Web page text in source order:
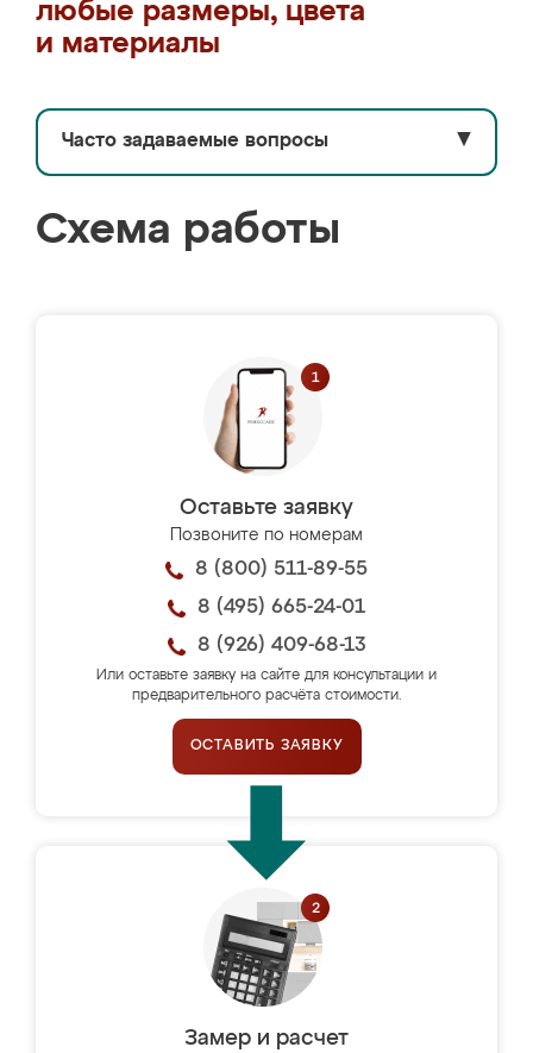
любые размеры, цвета
и материалы
Часто задаваемые вопросы ▼
Схема работы
Оставьте заявку
Позвоните по номерам
8 (800) 511-89-55
8 (495) 665-24-01
8 (926) 409-68-13
Или оставьте заявку на сайте для консультации и
предварительного расчёта стоимости.
ОСТАВИТЬ ЗАЯВКУ
Замер и расчет